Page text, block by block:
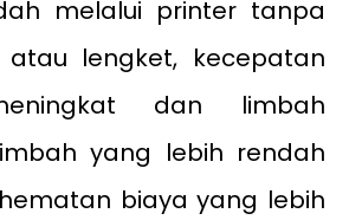
melalui printer tanpa
atau lengket, kecepatan
dan limbah
yang lebih rendah
biaya yang lebih